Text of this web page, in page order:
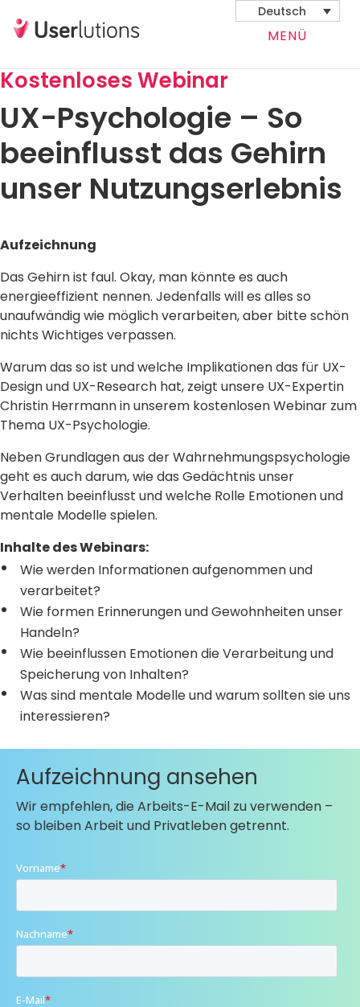
Deutsch
MENÜ
Kostenloses Webinar
UX-Psychologie – So
beeinflusst das Gehirn
unser Nutzungserlebnis
Aufzeichnung
Das Gehirn ist faul. Okay, man könnte es auch
energieeffizient nennen. Jedenfalls will es alles so
unaufwändig wie möglich verarbeiten, aber bitte schön
nichts Wichtiges verpassen.
Warum das so ist und welche Implikationen das für UX-
Design und UX-Research hat, zeigt unsere UX-Expertin
Christin Herrmann in unserem kostenlosen Webinar zum
Thema UX-Psychologie.
Neben Grundlagen aus der Wahrnehmungspsychologie
geht es auch darum, wie das Gedächtnis unser
Verhalten beeinflusst und welche Rolle Emotionen und
mentale Modelle spielen.
Inhalte des Webinars:
Wie werden Informationen aufgenommen und
verarbeitet?
Wie formen Erinnerungen und Gewohnheiten unser
Handeln?
Wie beeinflussen Emotionen die Verarbeitung und
Speicherung von Inhalten?
Was sind mentale Modelle und warum sollten sie uns
interessieren?
Aufzeichnung ansehen
Wir empfehlen, die Arbeits-E-Mail zu verwenden –
so bleiben Arbeit und Privatleben getrennt.